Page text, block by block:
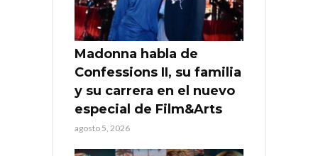
Madonna habla de
Confessions II, su familia
y su carrera en el nuevo
especial de Film&Arts
agosto 5, 2026